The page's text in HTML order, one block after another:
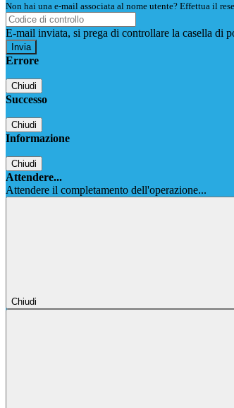
Non hai una e-mail associata al nome utente? Effettua il
E-mail inviata, si prega di controllare la casella di
Errore
Chiudi
Successo
Chiudi
Informazione
Chiudi
Attendere...
Attendere il completamento dell'operazione...
Chiudi